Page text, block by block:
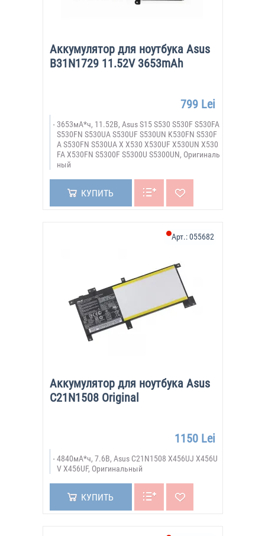
Аккумулятор для ноутбука Asus
B31N1729 11.52V 3653mAh
799 Lei
3653мА*ч, 11.52В, Asus S15 S530 S530F S530FA
S530FN S530UA S530UF S530UN K530FN S530F
A S530FN S530UA X X530 X530UF X530UN X530
FA X530FN S5300F S5300U S5300UN, Оригиналь
ный
КУПИТЬ
Аккумулятор для ноутбука Asus
C21N1508 Original
Арт.:055682
1150 Lei
4840мА*ч, 7.6В, Asus C21N1508 X456UJ X456U
V X456UF, Оригинальный
КУПИТЬ